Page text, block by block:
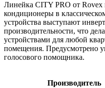
Линейка CITY PRO от
кондиционеры в
устройства выступают
производительности, что
устройствами для любой
помещения. Предусмотрено
голосового помощника.
Производитель